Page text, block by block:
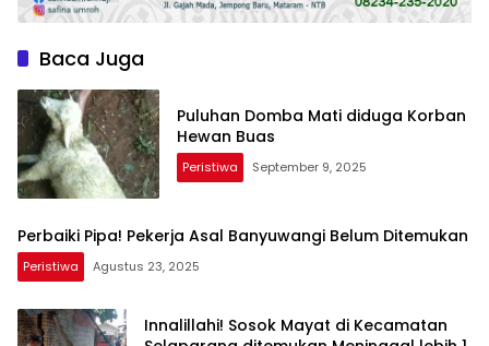
Baca Juga
Puluhan Domba Mati diduga Korban
Hewan Buas
Peristiwa September 9, 2025
Perbaiki Pipa! Pekerja Asal Banyuwangi Belum Ditemukan
Peristiwa Agustus 23, 2025
Innalillahi! Sosok Mayat di Kecamatan